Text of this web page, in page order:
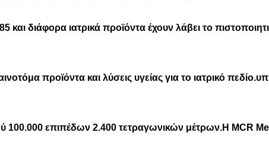
και διάφορα ιατρικά προϊόντα έχουν λάβει το
προϊόντα και λύσεις υγείας για το ιατρικό
100.000 επιπέδων 2.400 τετραγωνικών μέτρων.Η MCR